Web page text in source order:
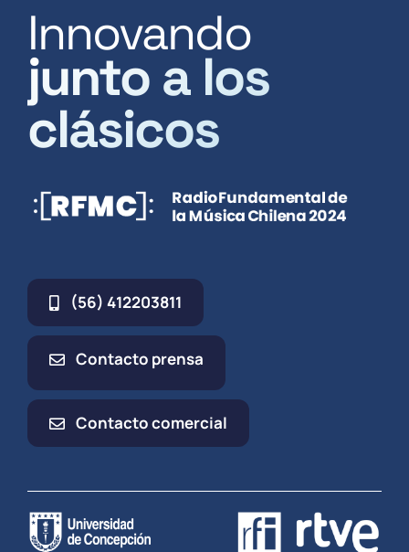
Innovando
junto a los
clásicos
(56) 412203811
Contacto prensa
Contacto comercial